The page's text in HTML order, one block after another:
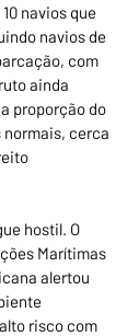
navios que
navios de
com
ainda
proporção do
cerca
hostil. O
Marítimas
alertou
risco com